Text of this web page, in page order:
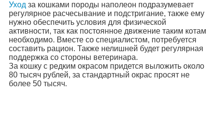
Уход за кошками породы наполеон подразумевает
регулярное расчесывание и подстригание, также ему
нужно обеспечить условия для физической
активности, так как постоянное движение таким котам
необходимо. Вместе со специалистом, потребуется
составить рацион. Также нелишней будет регулярная
поддержка со стороны ветеринара.
За кошку с редким окрасом придется выложить около
80 тысяч рублей, за стандартный окрас просят не
более 50 тысяч.